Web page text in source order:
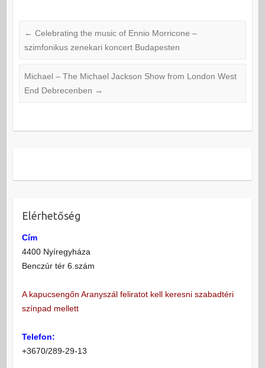
szimfonikus koncert
keretében. Az est során
filmtörténelem
legismertebb…
felejthetetlen
hangulatára, ahol…
filmzenék világába
koncert minden filmzene
program! Jöjjön el, és
élvezze ezt a
← Celebrating the music of Ennio Morricone –
szimfonikus zenekari koncert Budapesten
Michael – The Michael Jackson Show from London West
End Debrecenben →
Elérhetőség
Cím
4400 Nyíregyháza
Benczúr tér 6.szám
A kapucsengőn Aranyszál feliratot kell keresni szabadtéri
színpad mellett
Telefon:
+3670/289-29-13